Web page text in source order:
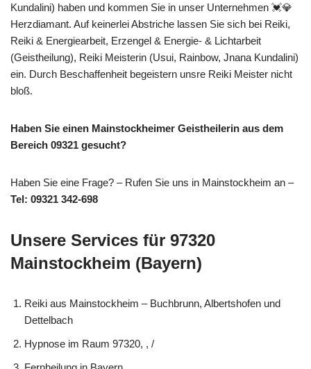
Kundalini) haben und kommen Sie in unser Unternehmen 💓️💎
Herzdiamant. Auf keinerlei Abstriche lassen Sie sich bei Reiki,
Reiki & Energiearbeit, Erzengel & Energie- & Lichtarbeit
(Geistheilung), Reiki Meisterin (Usui, Rainbow, Jnana Kundalini)
ein. Durch Beschaffenheit begeistern unsre Reiki Meister nicht
bloß.
Haben Sie einen Mainstockheimer Geistheilerin aus dem
Bereich 09321 gesucht?
Haben Sie eine Frage? – Rufen Sie uns in Mainstockheim an –
Tel: 09321 342-698
Unsere Services für 97320
Mainstockheim (Bayern)
Reiki aus Mainstockheim – Buchbrunn, Albertshofen und
Dettelbach
Hypnose im Raum 97320, , /